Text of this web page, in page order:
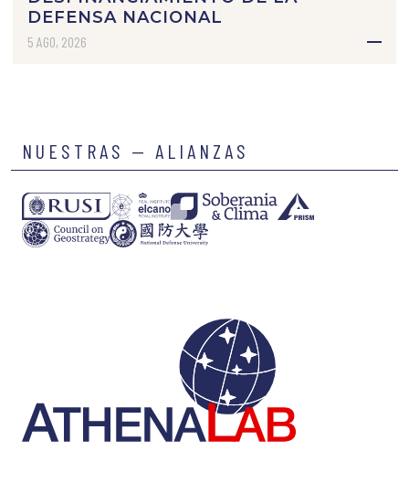
DEFENSA NACIONAL
5 AGO, 2026
NUESTRAS — ALIANZAS